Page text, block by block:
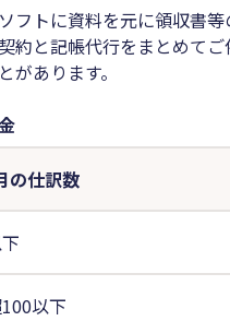
フトに資料を元に領収書等
約と記帳代行をまとめて
があります。
の仕訳数
以下